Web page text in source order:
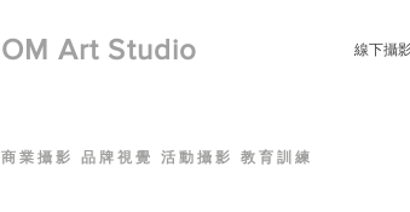
​OM Art Studio 線下攝
商業攝影 品牌視覺 活動攝影 教育訓練